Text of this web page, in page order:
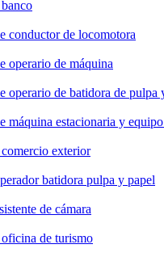
conductor de locomotora
operario de máquina
operario de batidora de pulpa
máquina estacionaria y
exterior
batidora pulpa y papel
de cámara
de turismo